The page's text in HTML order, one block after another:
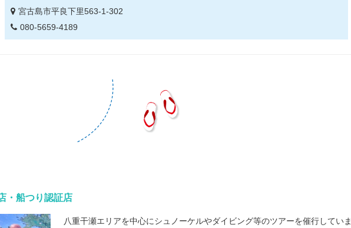
宮古島市平良下里563-1-302
080-5659-4189
・船つり認証店
八重干瀬エリアを中心にシュノーケルやダイビング等のツアーを催行していま